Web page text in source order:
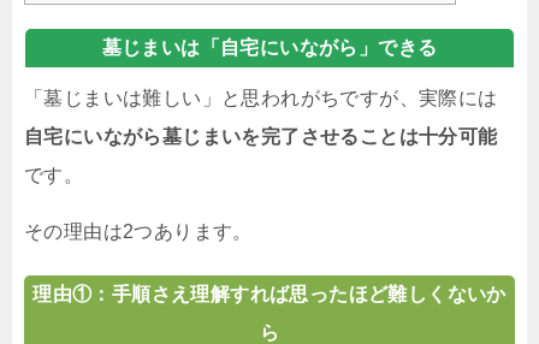
墓じまいは「自宅にいながら」できる
「墓じまいは難しい」と思われがちですが、実際には
自宅にいながら墓じまいを完了させることは十分可能
です。
その理由は2つあります。
理由①：手順さえ理解すれば思ったほど難しくないか
ら